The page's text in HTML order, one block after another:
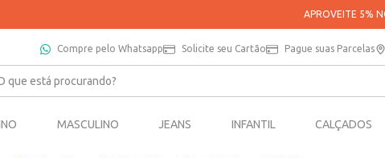
PARCELE SUAS COMPRAS EM
Compre pelo Whatsapp Solicite seu Cartão Pague suas Parcelas
está procurando?
MASCULINO JEANS INFANTIL CALÇADOS